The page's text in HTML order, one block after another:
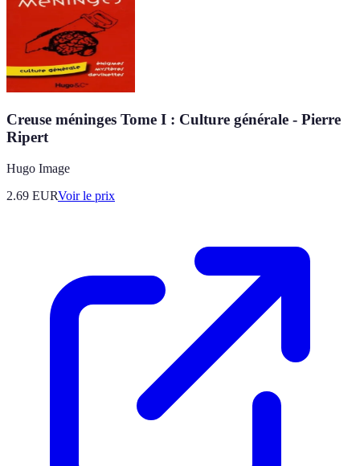
Creuse méninges Tome I : Culture générale - Pierre
Ripert
Hugo Image
2.69 EURVoir le prix